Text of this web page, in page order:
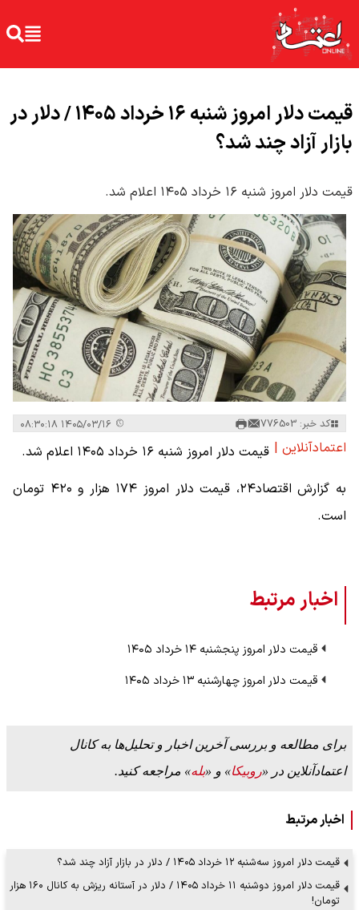
قیمت دلار امروز شنبه ۱۶ خرداد ۱۴۰۵ / دلار در
بازار آزاد چند شد؟
قیمت دلار امروز شنبه ۱۶ خرداد ۱۴۰۵ اعلام شد.
کد خبر: 776503
اعتمادآنلاین | قیمت دلار امروز شنبه ۱۶ خرداد ۱۴۰۵ اعلام شد.
به گزارش اقتصاد۲۴، قیمت دلار امروز ۱۷۴ هزار و ۴۲۰ تومان
است.
اخبار مرتبط
قیمت دلار امروز پنجشنبه ۱۴ خرداد ۱۴۰۵
قیمت دلار امروز چهارشنبه ۱۳ خرداد ۱۴۰۵
برای مطالعه و بررسی آخرین اخبار و تحلیل‌ها به کانال
اعتمادآنلاین در «روبیکا» و «بله» مراجعه کنید.
اخبار مرتبط
قیمت دلار امروز سه‌شنبه ۱۲ خرداد ۱۴۰۵ / دلار در بازار آزاد چند شد؟
قیمت دلار امروز دوشنبه ۱۱ خرداد ۱۴۰۵ / دلار در آستانه ریزش به کانال ۱۶۰ هزار
تومان!